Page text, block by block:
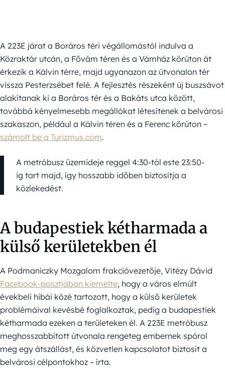
A 223E járat a Boráros téri végállomástól indulva a
Közraktár utcán, a Fővám téren és a Vámház körúton át
érkezik a Kálvin térre, majd ugyanazon az útvonalon tér
vissza Pesterzsébet felé. A fejlesztés részeként új buszsávot
alakítanak ki a Boráros tér és a Bakáts utca között,
továbbá kényelmesebb megállókat létesítenek a belvárosi
szakaszon, például a Kálvin téren és a Ferenc körúton –
számolt be a Turizmus.com.
A metróbusz üzemideje reggel 4:30-tól este 23:50-
ig tart majd, így hosszabb időben biztosítja a
közlekedést.
A budapestiek kétharmada a
külső kerületekben él
A Podmaniczky Mozgalom frakcióvezetője, Vitézy Dávid
Facebook-posztjában kiemelte, hogy a város elmúlt
évekbeli hibái közé tartozott, hogy a külső kerületek
problémáival kevésbé foglalkoztak, pedig a budapestiek
kétharmada ezeken a területeken él. A 223E metróbusz
meghosszabbított útvonala rengeteg embernek spórol
meg egy átszállást, és közvetlen kapcsolatot biztosít a
belvárosi célpontokhoz – írta.